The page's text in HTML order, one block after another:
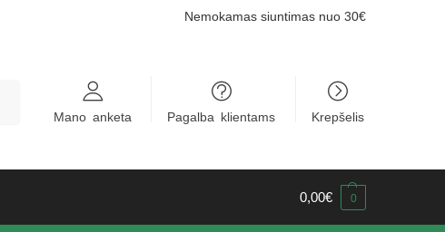
Nemokamas siuntimas nuo 30€
Mano anketa Pagalba klientams Krepšelis
0,00€ 0